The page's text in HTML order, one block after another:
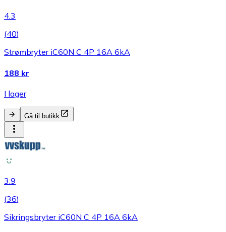
4.3
(40)
Strømbryter iC60N C 4P 16A 6kA
188 kr
I lager
Gå til butikk
3.9
(36)
Sikringsbryter iC60N C 4P 16A 6kA